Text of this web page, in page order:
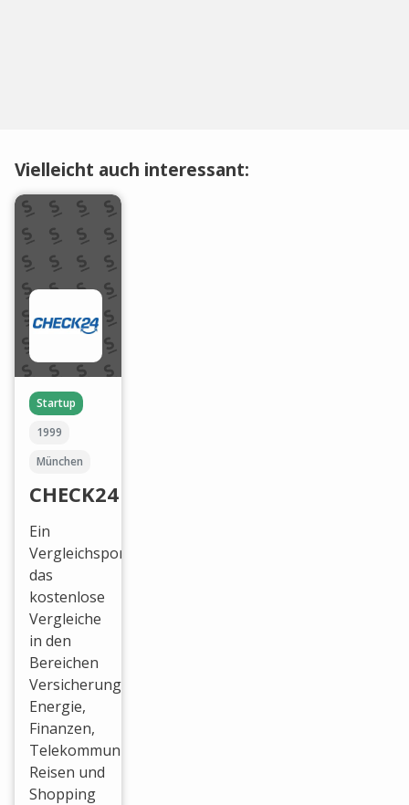
Vielleicht auch interessant:
Startup
1999
München
CHECK24
Ein
Vergleichsportal
das
kostenlose
Vergleiche
in den
Bereichen
Versicherungen,
Energie,
Finanzen,
Telekommunikation,
Reisen und
Shopping